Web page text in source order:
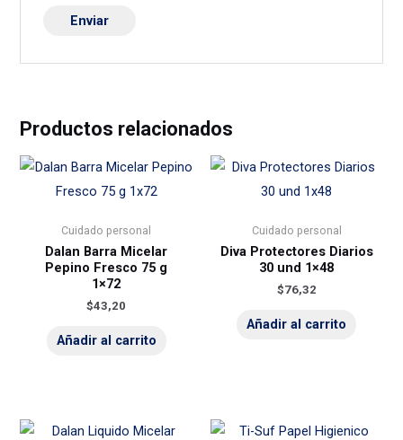
Productos relacionados
Cuidado personal
Dalan Barra Micelar
Pepino Fresco 75 g
1×72
$43,20
Añadir al carrito
Cuidado personal
Diva Protectores Diarios
30 und 1×48
$76,32
Añadir al carrito